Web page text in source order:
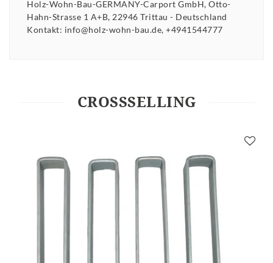
Holz-Wohn-Bau-GERMANY-Carport GmbH Otto-
Hahn-Strasse 1 A+B 22946 Trittau
Deutschland
Kontakt: info@holz-wohn-bau.de +4941544777
CROSSSELLING